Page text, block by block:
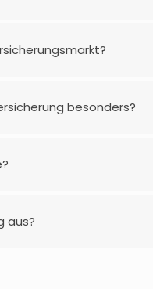
besonders?
aus?